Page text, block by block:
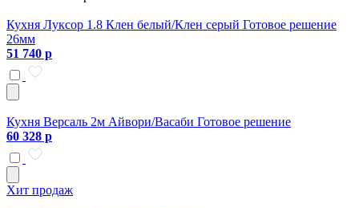
Кухня Луксор 1.8 Клен белый/Клен серый Готовое решение
26мм
51 740 р
Кухня Версаль 2м Айвори/Васаби Готовое решение
60 328 р
Хит продаж